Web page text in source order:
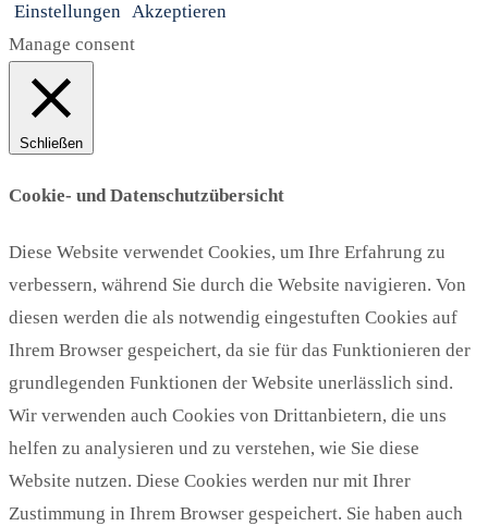
Einstellungen Akzeptieren
Manage consent
Schließen
Cookie- und Datenschutzübersicht
Diese Website verwendet Cookies, um Ihre Erfahrung zu
verbessern, während Sie durch die Website navigieren. Von
diesen werden die als notwendig eingestuften Cookies auf
Ihrem Browser gespeichert, da sie für das Funktionieren der
grundlegenden Funktionen der Website unerlässlich sind.
Wir verwenden auch Cookies von Drittanbietern, die uns
helfen zu analysieren und zu verstehen, wie Sie diese
Website nutzen. Diese Cookies werden nur mit Ihrer
Zustimmung in Ihrem Browser gespeichert. Sie haben auch